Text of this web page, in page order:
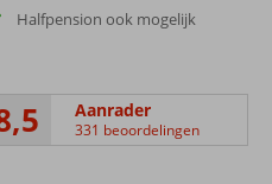
Halfpension ook mogelijk
Aanrader
331 beoordelingen